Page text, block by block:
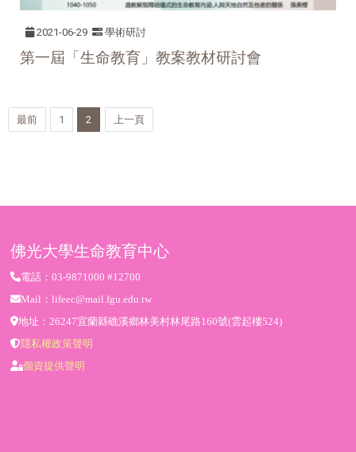
2021-06-29 學術研討
第一屆「生命教育」教案教材研討會
最前 1 2 上一頁
佛光大學生命教育中心
電話：03-9871000 #12700
Mail：lifeec@mail.fgu.edu.tw
地址：26247宜蘭縣礁溪鄉林美村林尾路160號(雲起樓524)
隱私權政策聲明
個資提供聲明